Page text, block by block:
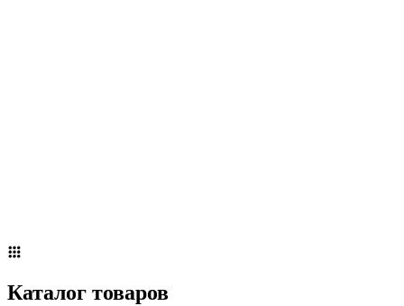
Каталог товаров